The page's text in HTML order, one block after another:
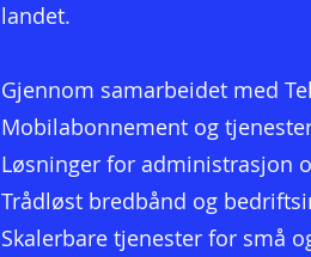
landet.
Gjennom samarbeidet med
Mobilabonnement og
Løsninger for administrasjon
Trådløst bredbånd og
Skalerbare tjenester for små